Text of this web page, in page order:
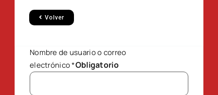
Volver
Nombre de usuario o correo
electrónico*Obligatorio